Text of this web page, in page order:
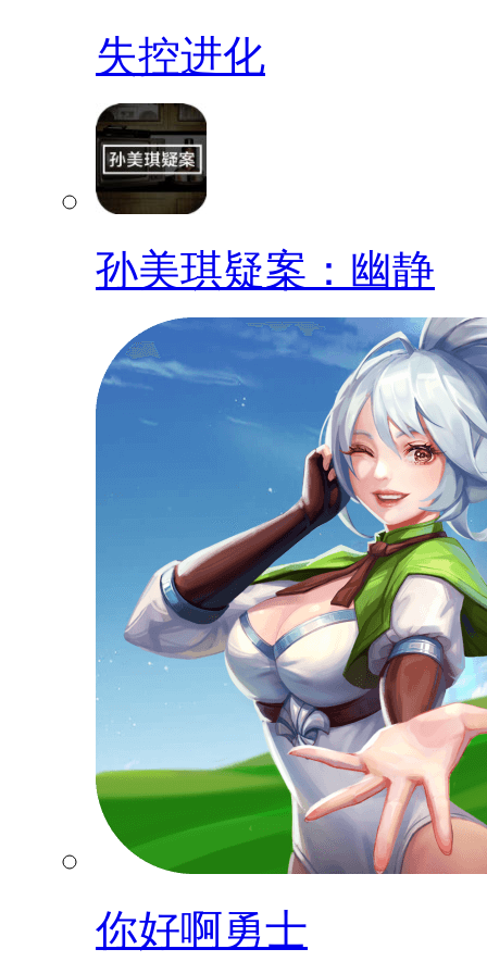
失控进化
孙美琪疑案：幽静
你好啊勇士